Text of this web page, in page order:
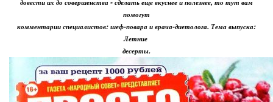
довести их до совершенства - сделать еще вкуснее и полезнее, то тут вам
помогут
комментарии специалистов: шеф-повара и врача-диетолога. Тема выпуска:
Летние
десерты.